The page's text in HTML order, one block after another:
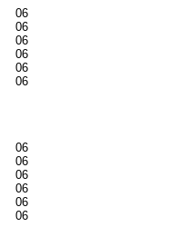
06
06
06
06
06
06
06
06
06
06
06
06